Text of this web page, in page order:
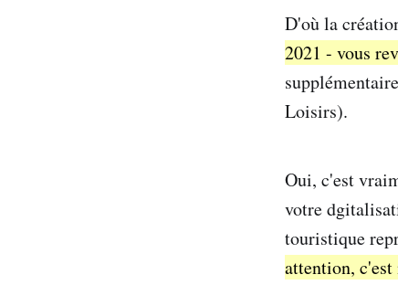
D'où la
2021 - vous
Loisirs).
Oui, c'est
votre
touristique
attention,